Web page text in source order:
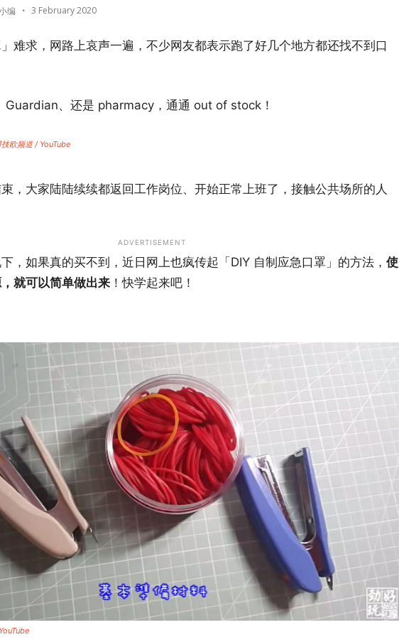
编 3 February 2020
难求，网路上哀声一遍，不少网友都表示跑了好几个地方都还找不到口
、还是 pharmacy，通通 out of stock！
欧频道 / YouTube
，大家陆陆续续都返回工作岗位、开始正常上班了，接触公共场所的人
ADVERTISEMENT
，如果真的买不到，近日网上也疯传起「DIY 自制应急口罩」的方法， 使
就可以简单做出来 ！快学起来吧！